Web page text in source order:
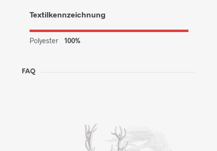
Textilkennzeichnung
Polyester 100%
FAQ